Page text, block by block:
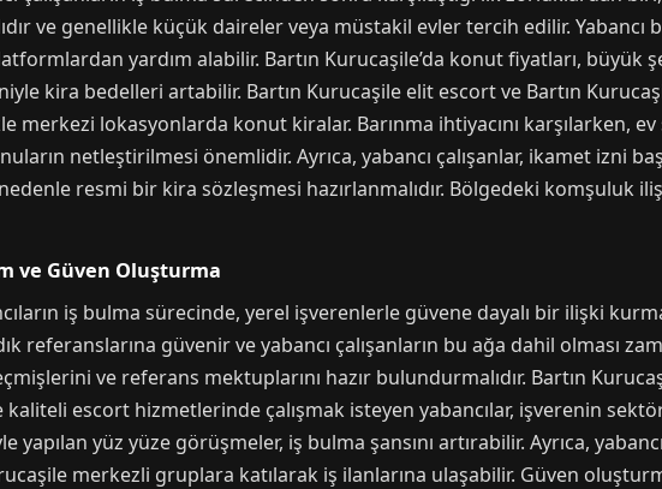
ve genellikle küçük daireler veya müstakil evler tercih edilir. Yabancı
yardım alabilir. Bartın Kurucaşile’da konut fiyatları, büyük
kira bedelleri artabilir. Bartın Kurucaşile elit escort ve Bartın
merkezi lokasyonlarda konut kiralar. Barınma ihtiyacını karşılarken,
netleştirilmesi önemlidir. Ayrıca, yabancı çalışanlar, ikamet izni
resmi bir kira sözleşmesi hazırlanmalıdır. Bölgedeki komşuluk
ve Güven Oluşturma
iş bulma sürecinde, yerel işverenlerle güvene dayalı bir ilişki
referanslarına güvenir ve yabancı çalışanların bu ağa dahil olması
ve referans mektuplarını hazır bulundurmalıdır. Bartın
escort hizmetlerinde çalışmak isteyen yabancılar, işverenin
yapılan yüz yüze görüşmeler, iş bulma şansını artırabilir. Ayrıca,
merkezli gruplara katılarak iş ilanlarına ulaşabilir. Güven